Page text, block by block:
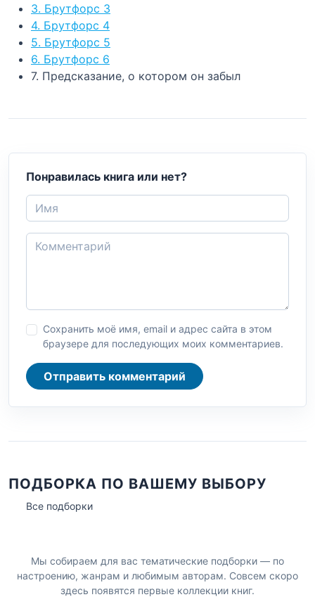
3. Брутфорс 3
4. Брутфорс 4
5. Брутфорс 5
6. Брутфорс 6
7. Предсказание, о котором он забыл
Понравилась книга или нет?
Сохранить моё имя, email и адрес сайта в этом
браузере для последующих моих комментариев.
Отправить комментарий
ПОДБОРКА ПО ВАШЕМУ ВЫБОРУ
Все подборки
Мы собираем для вас тематические подборки — по
настроению, жанрам и любимым авторам. Совсем скоро
здесь появятся первые коллекции книг.